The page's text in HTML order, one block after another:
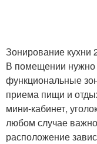
Зонирование кухни
В помещении нужно
функциональные
приема пищи и
мини-кабинет,
любом случае
расположение